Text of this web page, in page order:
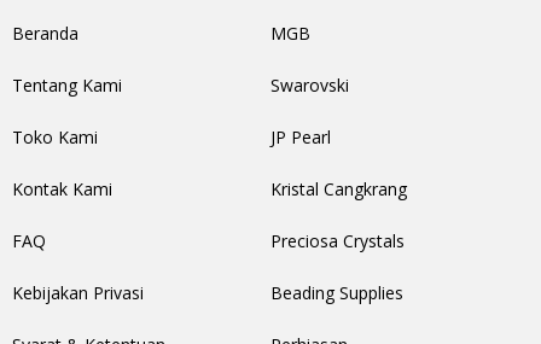
Beranda
Tentang Kami
Toko Kami
Kontak Kami
FAQ
Kebijakan Privasi
MGB
Swarovski
JP Pearl
Kristal Cangkrang
Preciosa Crystals
Beading Supplies